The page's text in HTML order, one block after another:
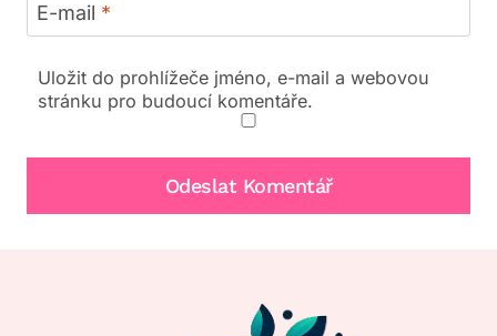
E-mail *
Uložit do prohlížeče jméno, e-mail a webovou
stránku pro budoucí komentáře.